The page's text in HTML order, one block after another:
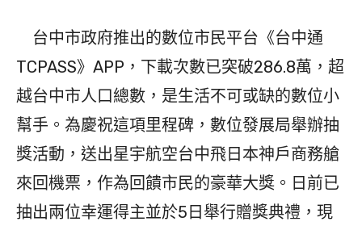
台中市政府推出的數位市民平台《台中通
TCPASS》APP，下載次數已突破286.8萬，超
越台中市人口總數，是生活不可或缺的數位小
幫手。為慶祝這項里程碑，數位發展局舉辦抽
獎活動，送出星宇航空台中飛日本神戶商務艙
來回機票，作為回饋市民的豪華大獎。日前已
抽出兩位幸運得主並於5日舉行贈獎典禮，現